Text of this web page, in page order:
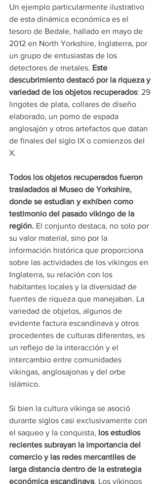
Un ejemplo particularmente ilustrativo
de esta dinámica económica es el
tesoro de Bedale, hallado en mayo de
2012 en North Yorkshire, Inglaterra, por
un grupo de entusiastas de los
detectores de metales. Este
descubrimiento destacó por la riqueza y
variedad de los objetos recuperados: 29
lingotes de plata, collares de diseño
elaborado, un pomo de espada
anglosajón y otros artefactos que datan
de finales del siglo IX o comienzos del
X.
Todos los objetos recuperados fueron
trasladados al Museo de Yorkshire,
donde se estudian y exhiben como
testimonio del pasado vikingo de la
región. El conjunto destaca, no solo por
su valor material, sino por la
información histórica que proporciona
sobre las actividades de los vikingos en
Inglaterra, su relación con los
habitantes locales y la diversidad de
fuentes de riqueza que manejaban. La
variedad de objetos, algunos de
evidente factura escandinava y otros
procedentes de culturas diferentes, es
un reflejo de la interacción y el
intercambio entre comunidades
vikingas, anglosajonas y del orbe
islámico.
Si bien la cultura vikinga se asoció
durante siglos casi exclusivamente con
el saqueo y la conquista, los estudios
recientes subrayan la importancia del
comercio y las redes mercantiles de
larga distancia dentro de la estrategia
económica escandinava. Los vikingos